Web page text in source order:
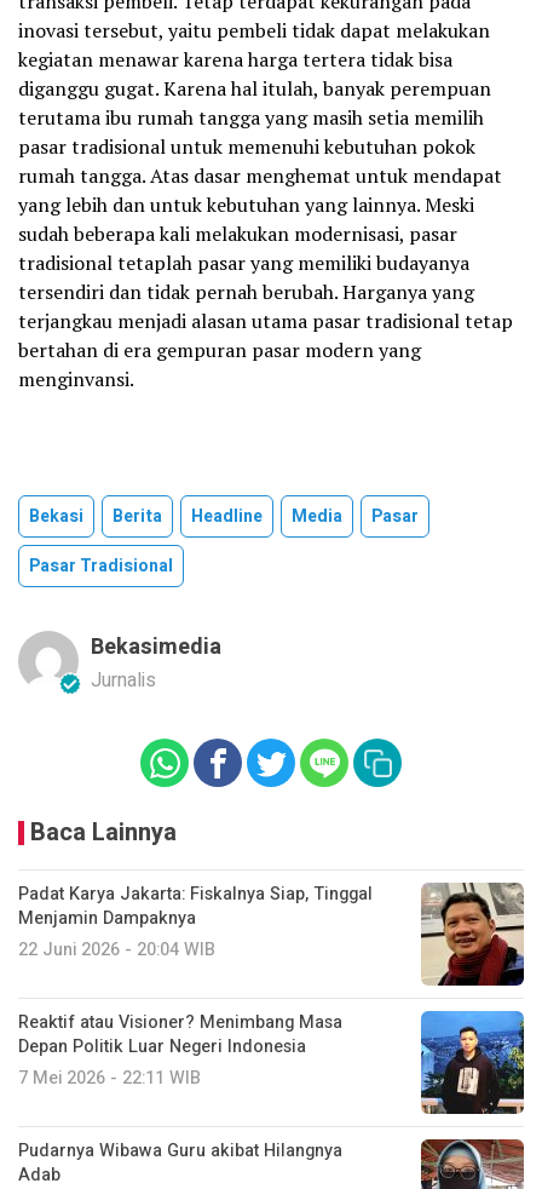
inovasi tersebut, yaitu pembeli tidak dapat melakukan
kegiatan menawar karena harga tertera tidak bisa
diganggu gugat. Karena hal itulah, banyak perempuan
terutama ibu rumah tangga yang masih setia memilih
pasar tradisional untuk memenuhi kebutuhan pokok
rumah tangga. Atas dasar menghemat untuk mendapat
yang lebih dan untuk kebutuhan yang lainnya. Meski
sudah beberapa kali melakukan modernisasi, pasar
tradisional tetaplah pasar yang memiliki budayanya
tersendiri dan tidak pernah berubah. Harganya yang
terjangkau menjadi alasan utama pasar tradisional tetap
bertahan di era gempuran pasar modern yang
menginvansi.
Bekasi Berita Headline Media
Pasar
Pasar Tradisional
Bekasimedia
Jurnalis
Baca Lainnya
Padat Karya Jakarta: Fiskalnya Siap, Tinggal
Menjamin Dampaknya
22 Juni 2026 - 20:04 WIB
Reaktif atau Visioner? Menimbang Masa
Depan Politik Luar Negeri Indonesia
7 Mei 2026 - 22:11 WIB
Pudarnya Wibawa Guru akibat Hilangnya
Adab